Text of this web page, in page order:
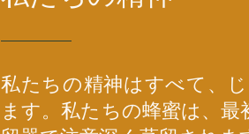
私たちの精神はすべて、
ます。私たちの蜂蜜は、